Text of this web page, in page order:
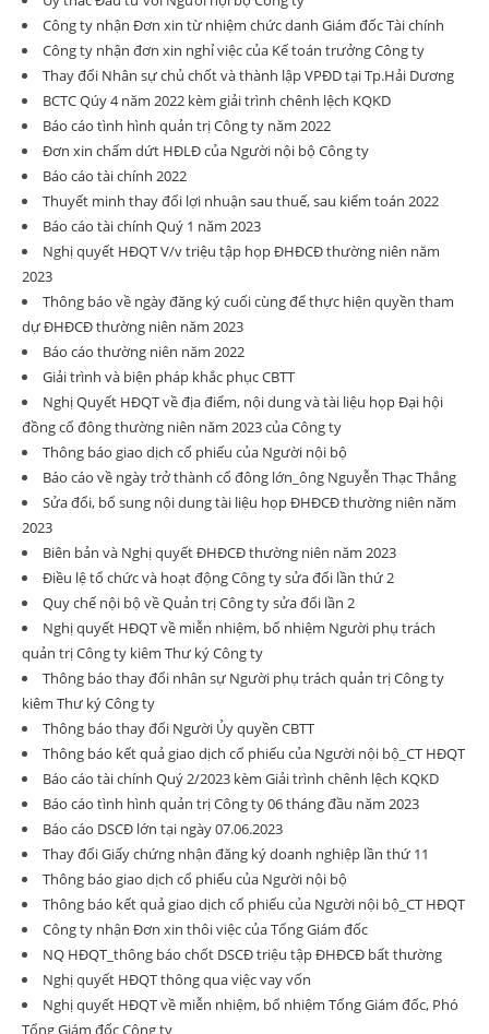
Công ty nhận Đơn xin từ nhiệm chức danh Giám đốc Tài chính
Công ty nhận đơn xin nghỉ việc của Kế toán trưởng Công ty
Thay đổi Nhân sự chủ chốt và thành lập VPĐD tại Tp.Hải Dương
BCTC Qúy 4 năm 2022 kèm giải trình chênh lệch KQKD
Báo cáo tình hình quản trị Công ty năm 2022
Đơn xin chấm dứt HĐLĐ của Người nội bộ Công ty
Báo cáo tài chính 2022
Thuyết minh thay đổi lợi nhuận sau thuế, sau kiểm toán 2022
Báo cáo tài chính Quý 1 năm 2023
Nghị quyết HĐQT V/v triệu tập họp ĐHĐCĐ thường niên năm
2023
Thông báo về ngày đăng ký cuối cùng để thực hiện quyền tham
dự ĐHĐCĐ thường niên năm 2023
Báo cáo thường niên năm 2022
Giải trình và biện pháp khắc phục CBTT
Nghị Quyết HĐQT về địa điểm, nội dung và tài liệu họp Đại hội
đồng cổ đông thường niên năm 2023 của Công ty
Thông báo giao dịch cổ phiếu của Người nội bộ
Báo cáo về ngày trở thành cổ đông lớn_ông Nguyễn Thạc Thắng
Sửa đổi, bổ sung nội dung tài liệu họp ĐHĐCĐ thường niên năm
2023
Biên bản và Nghị quyết ĐHĐCĐ thường niên năm 2023
Điều lệ tổ chức và hoạt động Công ty sửa đổi lần thứ 2
Quy chế nội bộ về Quản trị Công ty sửa đổi lần 2
Nghị quyết HĐQT về miễn nhiệm, bổ nhiệm Người phụ trách
quản trị Công ty kiêm Thư ký Công ty
Thông báo thay đổi nhân sự Người phụ trách quản trị Công ty
kiêm Thư ký Công ty
Thông báo thay đổi Người Ủy quyền CBTT
Thông báo kết quả giao dịch cổ phiếu của Người nội bộ_CT HĐQT
Báo cáo tài chính Quý 2/2023 kèm Giải trình chênh lệch KQKD
Báo cáo tình hình quản trị Công ty 06 tháng đầu năm 2023
Báo cáo DSCĐ lớn tại ngày 07.06.2023
Thay đổi Giấy chứng nhận đăng ký doanh nghiệp lần thứ 11
Thông báo giao dịch cổ phiếu của Người nội bộ
Thông báo kết quả giao dịch cổ phiếu của Người nội bộ_CT HĐQT
Công ty nhận Đơn xin thôi việc của Tổng Giám đốc
NQ HĐQT_thông báo chốt DSCĐ triệu tập ĐHĐCĐ bất thường
Nghị quyết HĐQT thông qua việc vay vốn
Nghị quyết HĐQT về miễn nhiệm, bổ nhiệm Tổng Giám đốc, Phó
Tổng Giám đốc Công ty